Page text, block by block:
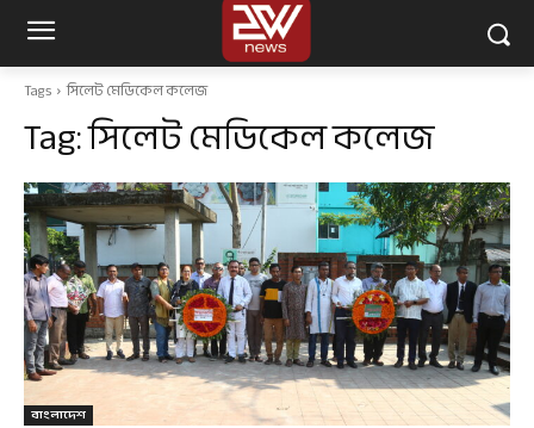
Tags সিলেট মেডিকেল কলেজ
Tag:সিলেট মেডিকেল কলেজ
বাংলাদেশ